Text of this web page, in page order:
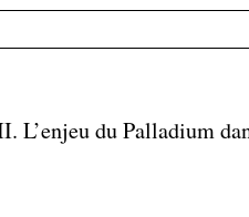
du Palladium